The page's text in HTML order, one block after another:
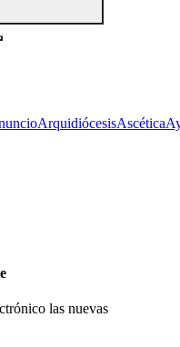
ArquidiócesisAscética
las nuevas